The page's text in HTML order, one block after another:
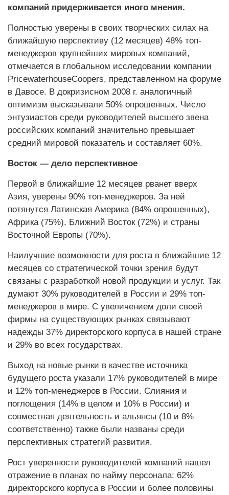
компаний придерживается иного мнения.
Полностью уверены в своих творческих силах на
ближайшую перспективу (12 месяцев) 48% топ-
менеджеров крупнейших мировых компаний,
отмечается в глобальном исследовании компании
PricewaterhouseCoopers, представленном на форуме
в Давосе. В докризисном 2008 г. аналогичный
оптимизм высказывали 50% опрошенных. Число
энтузиастов среди руководителей высшего звена
российских компаний значительно превышает
средний мировой показатель и составляет 60%.
Восток — дело перспективное
Первой в ближайшие 12 месяцев рванет вверх
Азия, уверены 90% топ-менеджеров. За ней
потянутся Латинская Америка (84% опрошенных),
Африка (75%), Ближний Восток (72%) и страны
Восточной Европы (70%).
Наилучшие возможности для роста в ближайшие 12
месяцев со стратегической точки зрения будут
связаны с разработкой новой продукции и услуг. Так
думают 30% руководителей в России и 29% топ-
менеджеров в мире. С увеличением доли своей
фирмы на существующих рынках связывают
надежды 37% директорского корпуса в нашей стране
и 29% во всех государствах.
Выход на новые рынки в качестве источника
будущего роста указали 17% руководителей в мире
и 12% топ-менеджеров в России. Слияния и
поглощения (14% в целом и 10% в России) и
совместная деятельность и альянсы (10 и 8%
соответственно) также были названы среди
перспективных стратегий развития.
Рост уверенности руководителей компаний нашел
отражение в планах по найму персонала: 62%
директорского корпуса в России и более половины